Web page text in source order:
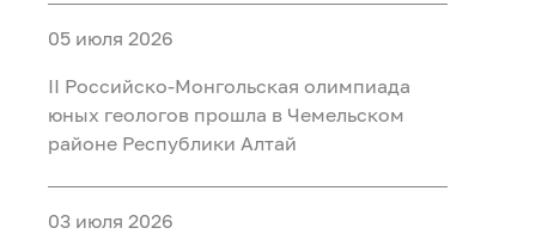
05 июля 2026
II Российско‑Монгольская олимпиада
юных геологов прошла в Чемельском
районе Республики Алтай
03 июля 2026